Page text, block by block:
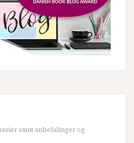
samt anbefalinger og